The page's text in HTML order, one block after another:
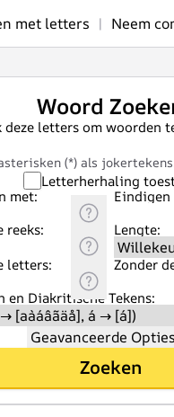
met letters | Neem
Woord
deze letters om woorden
(*) als
Letterherhaling
met:
Eindigen
reeks:
Lengte:
letters:
Zonder
en Diakritische Tekens:
Geavanceerde Opties
Zoeken